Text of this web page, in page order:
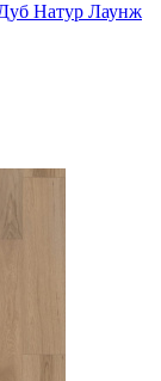
Натур Лаунж